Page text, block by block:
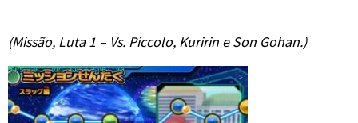
(Missão, Luta 1 – Vs. Piccolo, Kuririn e Son Gohan.)